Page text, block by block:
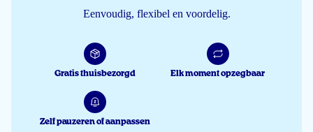
Ik gebruik al 2 jaar artic olie en mijn had en ldl zijn top.
Goede omega 3 olie.
Smaak is ok
Eenvoudig, flexibel en voordelig.
Gratis thuisbezorgd Elk moment opzegbaar
Zelf pauzeren of aanpassen